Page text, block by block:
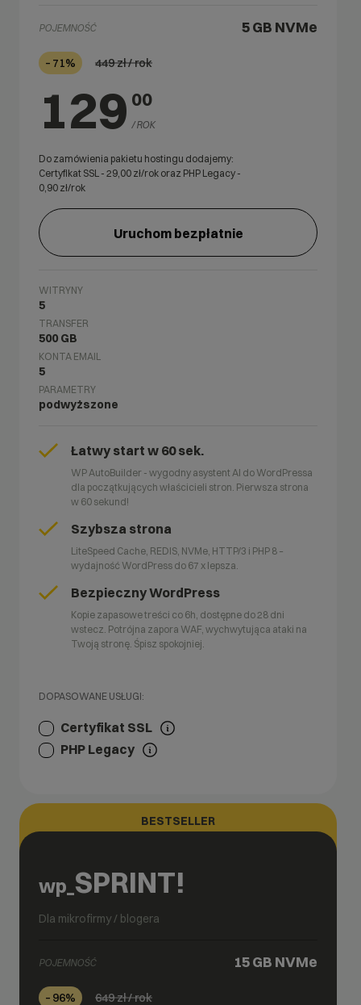
POJEMNOŚĆ 5 GB NVMe
– 71% 449zł / rok
129 00
/ ROK
Do zamówienia pakietu hostingu dodajemy:
Certyfikat SSL - 29,00 zł/rok oraz PHP Legacy -
0,90 zł/rok
Uruchom bezpłatnie
WITRYNY
5
TRANSFER
500 GB
KONTA EMAIL
5
PARAMETRY
podwyższone
Łatwy start w 60 sek.
WP AutoBuilder - wygodny asystent AI do WordPressa
dla początkujących właścicieli stron. Pierwsza strona
w 60 sekund!
Szybsza strona
LiteSpeed Cache, REDIS, NVMe, HTTP/3 i PHP 8 –
wydajność WordPress do 67 x lepsza.
Bezpieczny WordPress
Kopie zapasowe treści co 6h, dostępne do 28 dni
wstecz. Potrójna zapora WAF, wychwytująca ataki na
Twoją stronę. Śpisz spokojniej.
DOPASOWANE USŁUGI:
Certyfikat SSL
PHP Legacy
BESTSELLER
wp_ SPRINT!
Dla mikrofirmy / blogera
POJEMNOŚĆ 15 GB NVMe
– 96% 649zł / rok